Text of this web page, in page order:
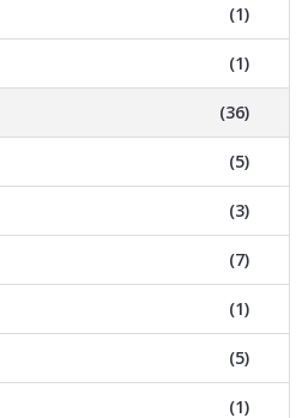
(1)
(1)
(36)
(5)
(3)
(7)
(1)
(5)
(1)